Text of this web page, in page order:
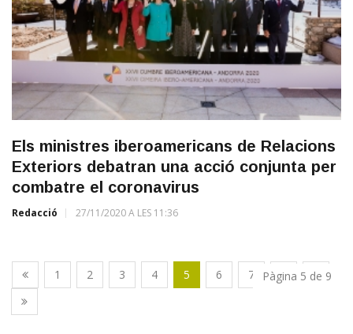
Els ministres iberoamericans de Relacions
Exteriors debatran una acció conjunta per
combatre el coronavirus
Redacció 27/11/2020 A LES 11:36
1 2 3 4 5 6 7 8 9
Pàgina 5 de 9